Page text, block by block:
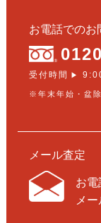
お電話でのお
受付時間 ▶
※年末年始・盆除
メール査定
お電
メ